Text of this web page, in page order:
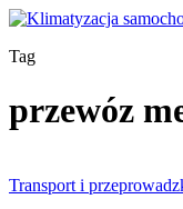
Tag
przewóz
Transport i